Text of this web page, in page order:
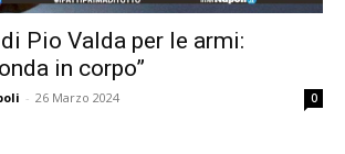
Pio Valda per le armi:
in corpo”
- 26 Marzo 2024 0